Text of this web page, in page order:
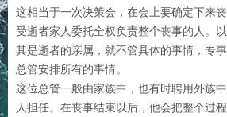
这相当于一次决策会，在会上要确定下来
受逝者家人委托全权负责整个丧事的人。
其是逝者的亲属，就不管具体的事情，专
总管安排所有的事情。
这位总管一般由家族中，也有时聘用外族
人担任。在丧事结束以后，他会把整个过